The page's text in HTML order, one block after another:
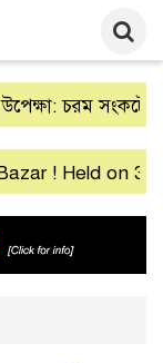
চরম সংকটে
! Held on 30th